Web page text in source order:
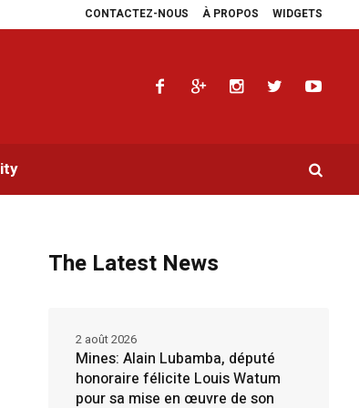
CONTACTEZ-NOUS À PROPOS WIDGETS
faveur de la RDC. Parlement panafricain : à Johannesburg,
The Latest News
Mines: Alain Lubamba, député
honoraire félicite Louis Watum
pour sa mise en œuvre de son
2 août 2026